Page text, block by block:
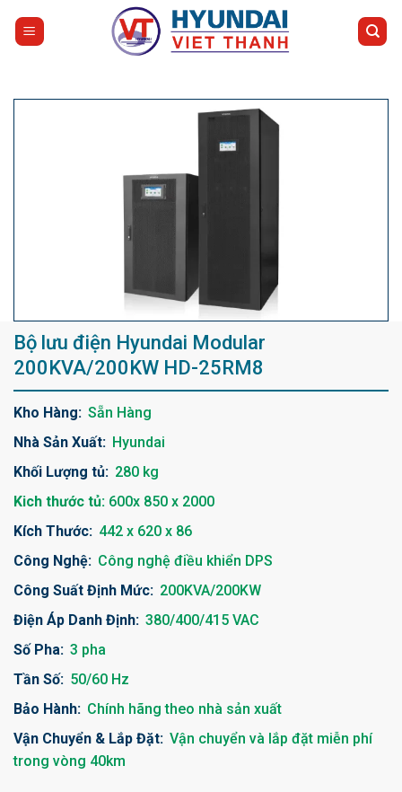
Bộ lưu điện Hyundai Modular
200KVA/200KW HD-25RM8
Kho Hàng: Sẵn Hàng
Nhà Sản Xuất: Hyundai
Khối Lượng tủ: 280 kg
Kich thước tủ: 600x 850 x 2000
Kích Thước: 442 x 620 x 86
Công Nghệ: Công nghệ điều khiển DPS
Công Suất Định Mức: 200KVA/200KW
Điện Áp Danh Định: 380/400/415 VAC
Số Pha: 3 pha
Tần Số: 50/60 Hz
Bảo Hành: Chính hãng theo nhà sản xuất
Vận Chuyển & Lắp Đặt: Vận chuyển và lắp đặt miễn phí
trong vòng 40km